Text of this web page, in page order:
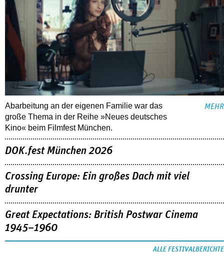
Abarbeitung an der eigenen Familie war das
große Thema in der Reihe »Neues deutsches
Kino« beim Filmfest München.
MEHR
DOK.fest München 2026
Crossing Europe: Ein großes Dach mit viel
drunter
Great Expectations: British Postwar Cinema
1945–1960
ALLE FESTIVALBERICHTE